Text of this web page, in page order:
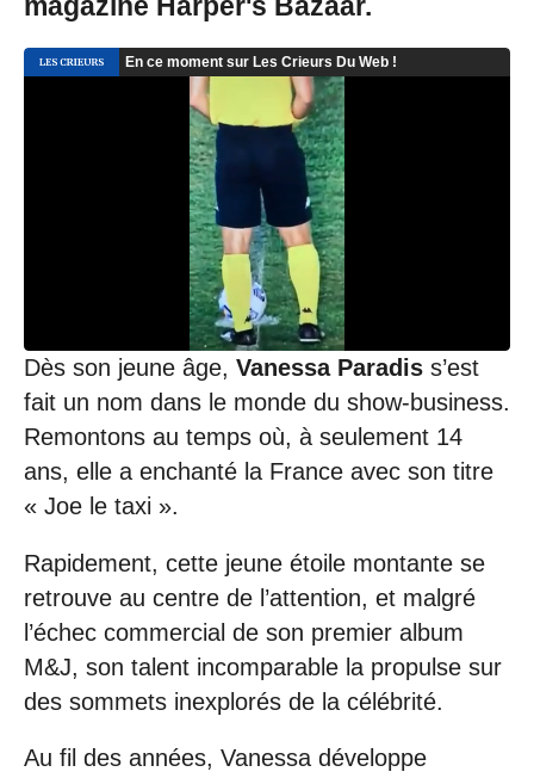
magazine Harper's Bazaar.
Dès son jeune âge, Vanessa Paradis s’est
fait un nom dans le monde du show-business.
Remontons au temps où, à seulement 14
ans, elle a enchanté la France avec son titre
« Joe le taxi ».
Rapidement, cette jeune étoile montante se
retrouve au centre de l’attention, et malgré
l’échec commercial de son premier album
M&J, son talent incomparable la propulse sur
des sommets inexplorés de la célébrité.
Au fil des années, Vanessa développe